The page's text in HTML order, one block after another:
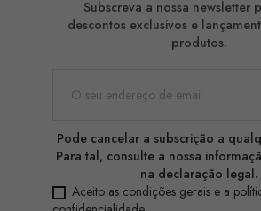
Subscreva a nossa newsletter
descontos exclusivos e
produtos.
Pode cancelar a subscrição a
Para tal, consulte a nossa
na declaração legal.
Aceito as condições gerais e a